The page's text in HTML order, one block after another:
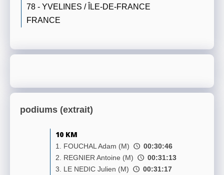
78 - YVELINES / ÎLE-DE-FRANCE
FRANCE
podiums (extrait)
10 KM
1. FOUCHAL Adam (M)
00:30:46
2. REGNIER Antoine (M)
00:31:13
3. LE NEDIC Julien (M)
00:31:17